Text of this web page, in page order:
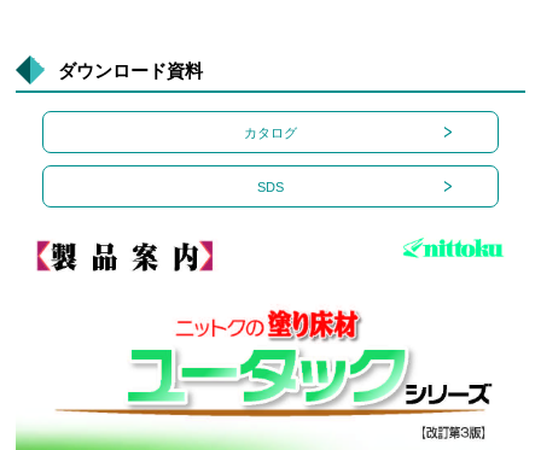
ダウンロード資料
カタログ
SDS